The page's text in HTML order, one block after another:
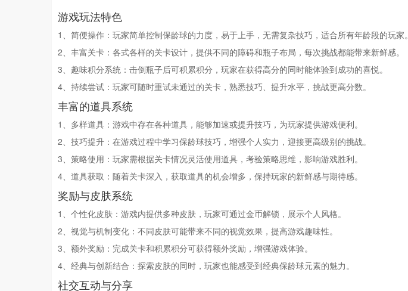
游戏玩法特色
1、简便操作：玩家简单控制保龄球的力度，易于上手，无需复杂技巧，适合所有年龄段的玩家。
2、丰富关卡：各式各样的关卡设计，提供不同的障碍和瓶子布局，每次挑战都能带来新鲜感。
3、趣味积分系统：击倒瓶子后可积累积分，玩家在获得高分的同时能体验到成功的喜悦。
4、持续尝试：玩家可随时重试未通过的关卡，熟悉技巧、提升水平，挑战更高分数。
丰富的道具系统
1、多样道具：游戏中存在各种道具，能够加速或提升技巧，为玩家提供游戏便利。
2、技巧提升：在游戏过程中学习保龄球技巧，增强个人实力，迎接更高级别的挑战。
3、策略使用：玩家需根据关卡情况灵活使用道具，考验策略思维，影响游戏胜利。
4、道具获取：随着关卡深入，获取道具的机会增多，保持玩家的新鲜感与期待感。
奖励与皮肤系统
1、个性化皮肤：游戏内提供多种皮肤，玩家可通过金币解锁，展示个人风格。
2、视觉与机制变化：不同皮肤可能带来不同的视觉效果，提高游戏趣味性。
3、额外奖励：完成关卡和积累积分可获得额外奖励，增强游戏体验。
4、经典与创新结合：探索皮肤的同时，玩家也能感受到经典保龄球元素的魅力。
社交互动与分享